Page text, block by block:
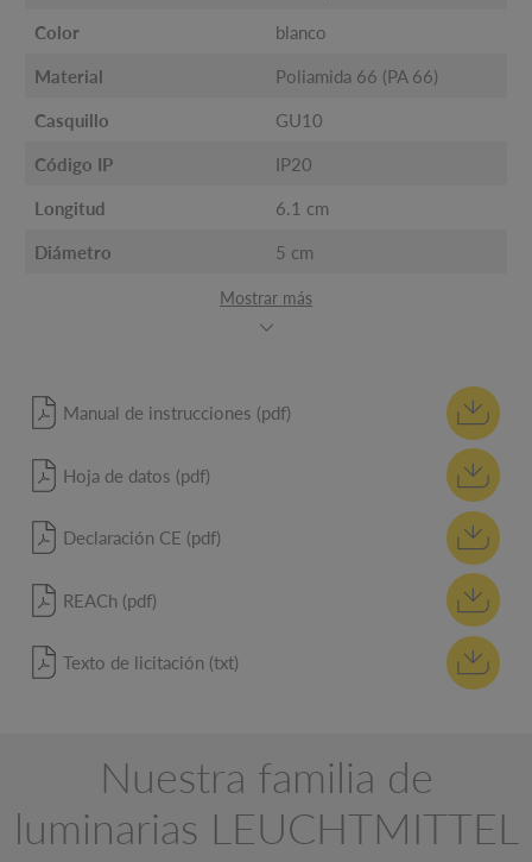
Color blanco
Material Poliamida 66 (PA 66)
Casquillo GU10
Código IP IP20
Longitud 6.1 cm
Diámetro 5 cm
Mostrar más
Manual de instrucciones (pdf)
Hoja de datos (pdf)
Declaración CE (pdf)
REACh (pdf)
Texto de licitación (txt)
Nuestra familia de
luminarias LEUCHTMITTEL